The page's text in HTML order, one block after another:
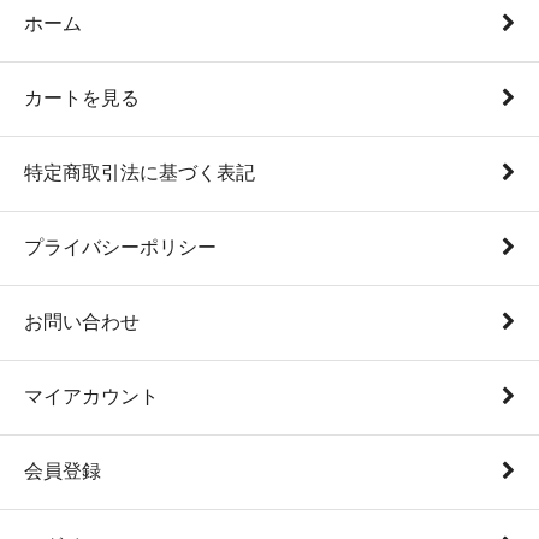
ホーム
カートを見る
特定商取引法に基づく表記
プライバシーポリシー
お問い合わせ
マイアカウント
会員登録